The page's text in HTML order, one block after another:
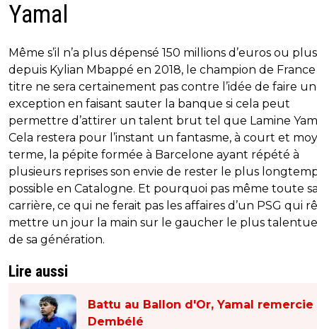
Yamal
Même s’il n’a plus dépensé 150 millions d’euros ou plus
depuis Kylian Mbappé en 2018, le champion de
titre ne sera certainement pas contre l’idée de faire
exception en faisant sauter la banque si cela peut
permettre d’attirer un talent brut tel que Lamine
Cela restera pour l’instant un fantasme, à court et
terme, la pépite formée à Barcelone ayant répété à
plusieurs reprises son envie de rester le plus
possible en Catalogne. Et pourquoi pas même toute
carrière, ce qui ne ferait pas les affaires d’un PSG qui
mettre un jour la main sur le gaucher le plus
de sa génération.
Lire aussi
Battu au Ballon d'Or, Yamal remercie
Dembélé